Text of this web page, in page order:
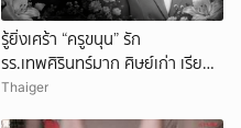
รู้ยิ่งเศร้า “ครูขนุน” รัก
รร.เทพศิรินทร์มาก ศิษย์เก่า เรียน
จบกลับมาเป็นครู
Thaiger